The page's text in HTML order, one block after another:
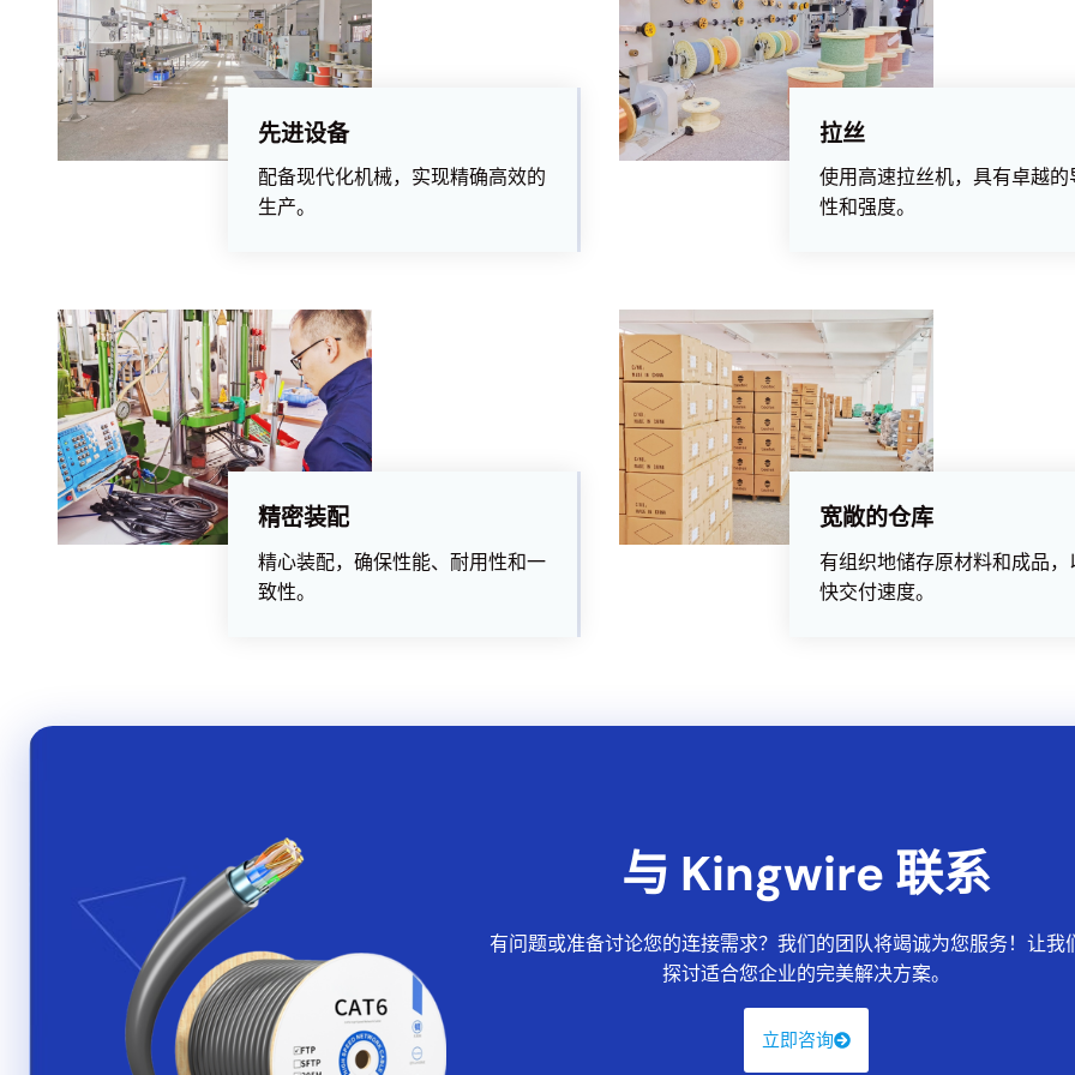
先进设备
配备现代化机械，实现精确高效的
生产。
拉丝
使用高速拉丝机，具有卓越的
性和强度。
精密装配
精心装配，确保性能、耐用性和一
致性。
宽敞的仓库
有组织地储存原材料和成品，
快交付速度。
与 Kingwire 联系
有问题或准备讨论您的连接需求？我们的团队将竭诚为您服务！让我
探讨适合您企业的完美解决方案。
立即咨询